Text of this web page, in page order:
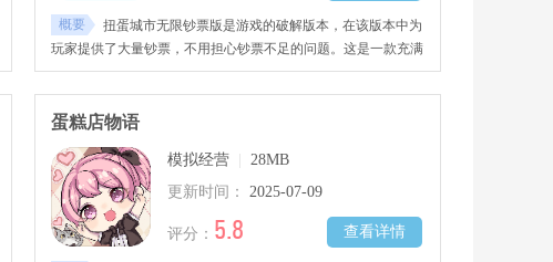
概要
扭蛋城市无限钞票版是游戏的破解版本，在该版本中为
玩家提供了大量钞票，不用担心钞票不足的问题。这是一款充满
创意的城市建造模拟游戏，在这里你将体验到从零开始打造小镇
的无穷乐趣。
蛋糕店物语
模拟经营
28MB
更新时间：
2025-07-09
查看详情
评分： 5.8